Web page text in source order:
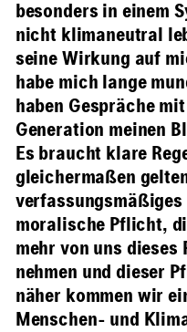
besonders in einem
nicht klimaneutral
seine Wirkung auf
habe mich lange
haben Gespräche
Generation meinen
Es braucht klare
gleichermaßen
verfassungsmäßiges
moralische Pflicht,
mehr von uns dieses
nehmen und dieser
näher kommen wir
Menschen- und